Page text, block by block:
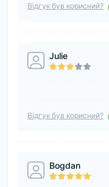
Відгук був корисний?
Julie
Відгук був корисний?
Bogdan